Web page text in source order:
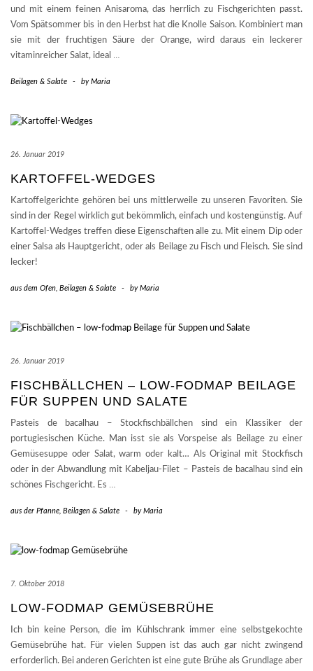
und mit einem feinen Anisaroma, das herrlich zu Fischgerichten passt.
Vom Spätsommer bis in den Herbst hat die Knolle Saison. Kombiniert man
sie mit der fruchtigen Säure der Orange, wird daraus ein leckerer
vitaminreicher Salat, ideal …
Beilagen & Salate - byMaria
26. Januar 2019
KARTOFFEL-WEDGES
Kartoffelgerichte gehören bei uns mittlerweile zu unseren Favoriten. Sie
sind in der Regel wirklich gut bekömmlich, einfach und kostengünstig. Auf
Kartoffel-Wedges treffen diese Eigenschaften alle zu. Mit einem Dip oder
einer Salsa als Hauptgericht, oder als Beilage zu Fisch und Fleisch. Sie sind
lecker!
aus dem Ofen, Beilagen & Salate - byMaria
26. Januar 2019
FISCHBÄLLCHEN – LOW-FODMAP BEILAGE
FÜR SUPPEN UND SALATE
Pasteis de bacalhau – Stockfischbällchen sind ein Klassiker der
portugiesischen Küche. Man isst sie als Vorspeise als Beilage zu einer
Gemüsesuppe oder Salat, warm oder kalt… Als Original mit Stockfisch
oder in der Abwandlung mit Kabeljau-Filet – Pasteis de bacalhau sind ein
schönes Fischgericht. Es …
aus der Pfanne, Beilagen & Salate - byMaria
7. Oktober 2018
LOW-FODMAP GEMÜSEBRÜHE
Ich bin keine Person, die im Kühlschrank immer eine selbstgekochte
Gemüsebrühe hat. Für vielen Suppen ist das auch gar nicht zwingend
erforderlich. Bei anderen Gerichten ist eine gute Brühe als Grundlage aber